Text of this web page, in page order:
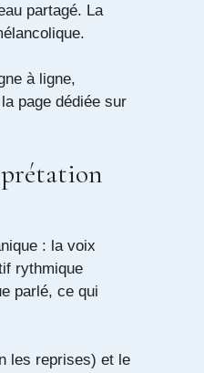
partagé. La
à ligne,
page dédiée sur
: la voix
rythmique
parlé, ce qui
les reprises) et le